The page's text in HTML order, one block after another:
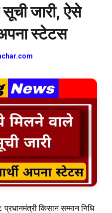
जारी, ऐसे
स्टेटस
: प्रधानमंत्री किसान सम्मान निधि